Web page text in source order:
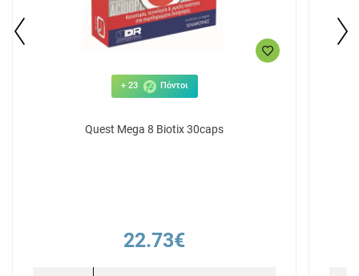
+ 23 Πόντοι
Quest Mega 8 Biotix 30caps
22.73€